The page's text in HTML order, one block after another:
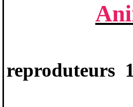
reproduteurs